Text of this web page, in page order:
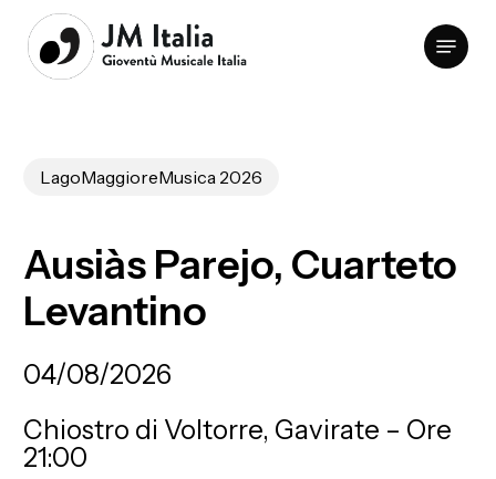
Skip
main
Menu
LagoMaggioreMusica 2026
Ausiàs Parejo, Cuarteto
Levantino
04/08/2026
Chiostro di Voltorre, Gavirate – Ore
21:00
Close